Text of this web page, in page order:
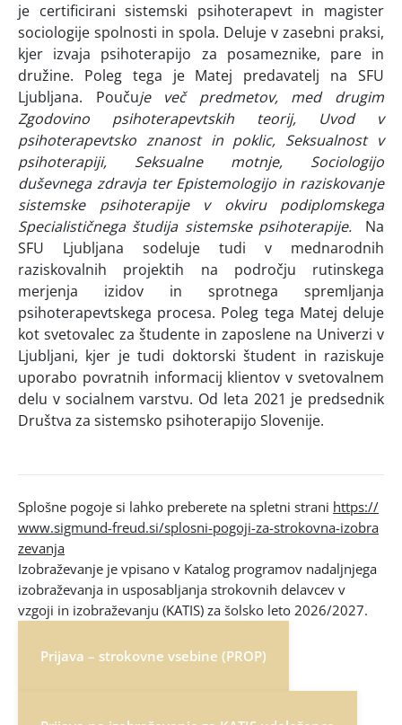
je certificirani sistemski psihoterapevt in magister
sociologije spolnosti in spola. Deluje v zasebni praksi,
kjer izvaja psihoterapijo za posameznike, pare in
družine. Poleg tega je Matej predavatelj na SFU
Ljubljana. Poučuje več predmetov, med drugim
Zgodovino psihoterapevtskih teorij, Uvod v
psihoterapevtsko znanost in poklic, Seksualnost v
psihoterapiji, Seksualne motnje, Sociologijo
duševnega zdravjaterEpistemologijo in raziskovanje
sistemske psihoterapijev okviru podiplomskega
Specialističnega študija sistemske psihoterapije. Na
SFU Ljubljana sodeluje tudi v mednarodnih
raziskovalnih projektih na področju rutinskega
merjenja izidov in sprotnega spremljanja
psihoterapevtskega procesa. Poleg tega Matej deluje
kot svetovalec za študente in zaposlene na Univerzi v
Ljubljani, kjer je tudi doktorski študent in raziskuje
uporabo povratnih informacij klientov v svetovalnem
delu v socialnem varstvu. Od leta 2021 je predsednik
Društva za sistemsko psihoterapijo Slovenije.
Splošne pogoje si lahko preberete na spletni strani https://
www.sigmund-freud.si/splosni-pogoji-za-strokovna-izobra
zevanja
Izobraževanje je vpisano v Katalog programov nadaljnjega
izobraževanja in usposabljanja strokovnih delavcev v
vzgoji in izobraževanju (KATIS) za šolsko leto 2026/2027.
Prijava – strokovne vsebine (PROP)